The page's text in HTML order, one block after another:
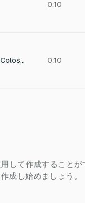
0:10
Deep primordial silence broken by a slow tectonic rupture. Colossal low-frequency resonance as reality itself begins to fracture. Massive collapsing force, controlled and inevitable, not chaotic. Heavy pressure waves rolling outward like divine verdicts. Space compresses, sound feels sacred and absolute. Long, deep void resonance that lingers, final and inescapable. Pure sound effects only, no melody, no rhythm. 0:10
して作成すること
成し始めましょう。